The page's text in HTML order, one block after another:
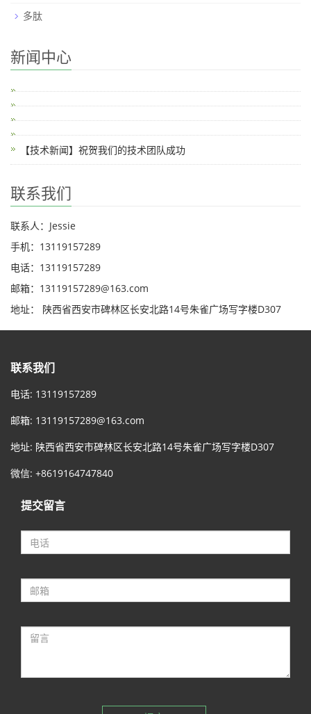
多肽
新闻中心
【技术新闻】祝贺我们的技术团队成功
联系我们
联系人：Jessie
手机：13119157289
电话：13119157289
邮箱：13119157289@163.com
地址： 陕西省西安市碑林区长安北路14号朱雀广场写字楼D307
联系我们
电话: 13119157289
邮箱: 13119157289@163.com
地址: 陕西省西安市碑林区长安北路14号朱雀广场写字楼D307
微信: +8619164747840
提交留言